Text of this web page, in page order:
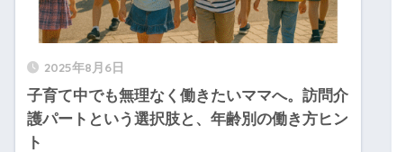
2025年8月6日
子育て中でも無理なく働きたいママへ。訪問介
護パートという選択肢と、年齢別の働き方ヒン
ト